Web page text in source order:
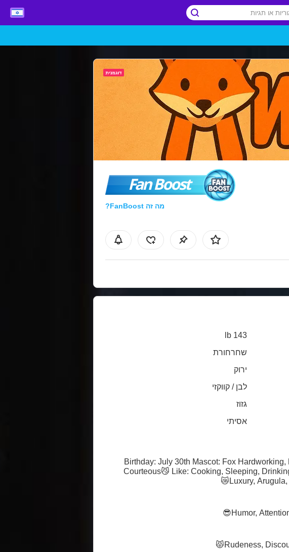
Fan Boost
מה זה FanBoost?
143 lb
שחרחורת
ירוק
לבן / קווקזי
גזוז
אסיתי
Birthday: July 30th Mascot: Fox Hardworking, Loyal, Mischievous, Reliable, Energetic, Clumsy, Caring, Talkative, Reasonable,
Courteous😼 Like: Cooking, Sleeping, Drinking, Tattoos, Drawing, Singing, Fish in Sweet and Sour😋 Dislikes: Business attire,
Luxury,
Humor,
Rudeness,